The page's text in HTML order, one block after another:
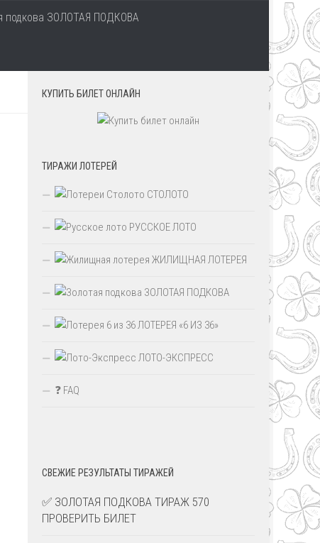
ЗОЛОТАЯ ПОДКОВА
КУПИТЬ БИЛЕТ ОНЛАЙН
ТИРАЖИ ЛОТЕРЕЙ
СТОЛОТО
РУССКОЕ ЛОТО
ЖИЛИЩНАЯ ЛОТЕРЕЯ
ЗОЛОТАЯ ПОДКОВА
ЛОТЕРЕЯ «6 ИЗ 36»
ЛОТО-ЭКСПРЕСС
❓ FAQ
СВЕЖИЕ РЕЗУЛЬТАТЫ ТИРАЖЕЙ
✅ ЗОЛОТАЯ ПОДКОВА ТИРАЖ 570
ПРОВЕРИТЬ БИЛЕТ